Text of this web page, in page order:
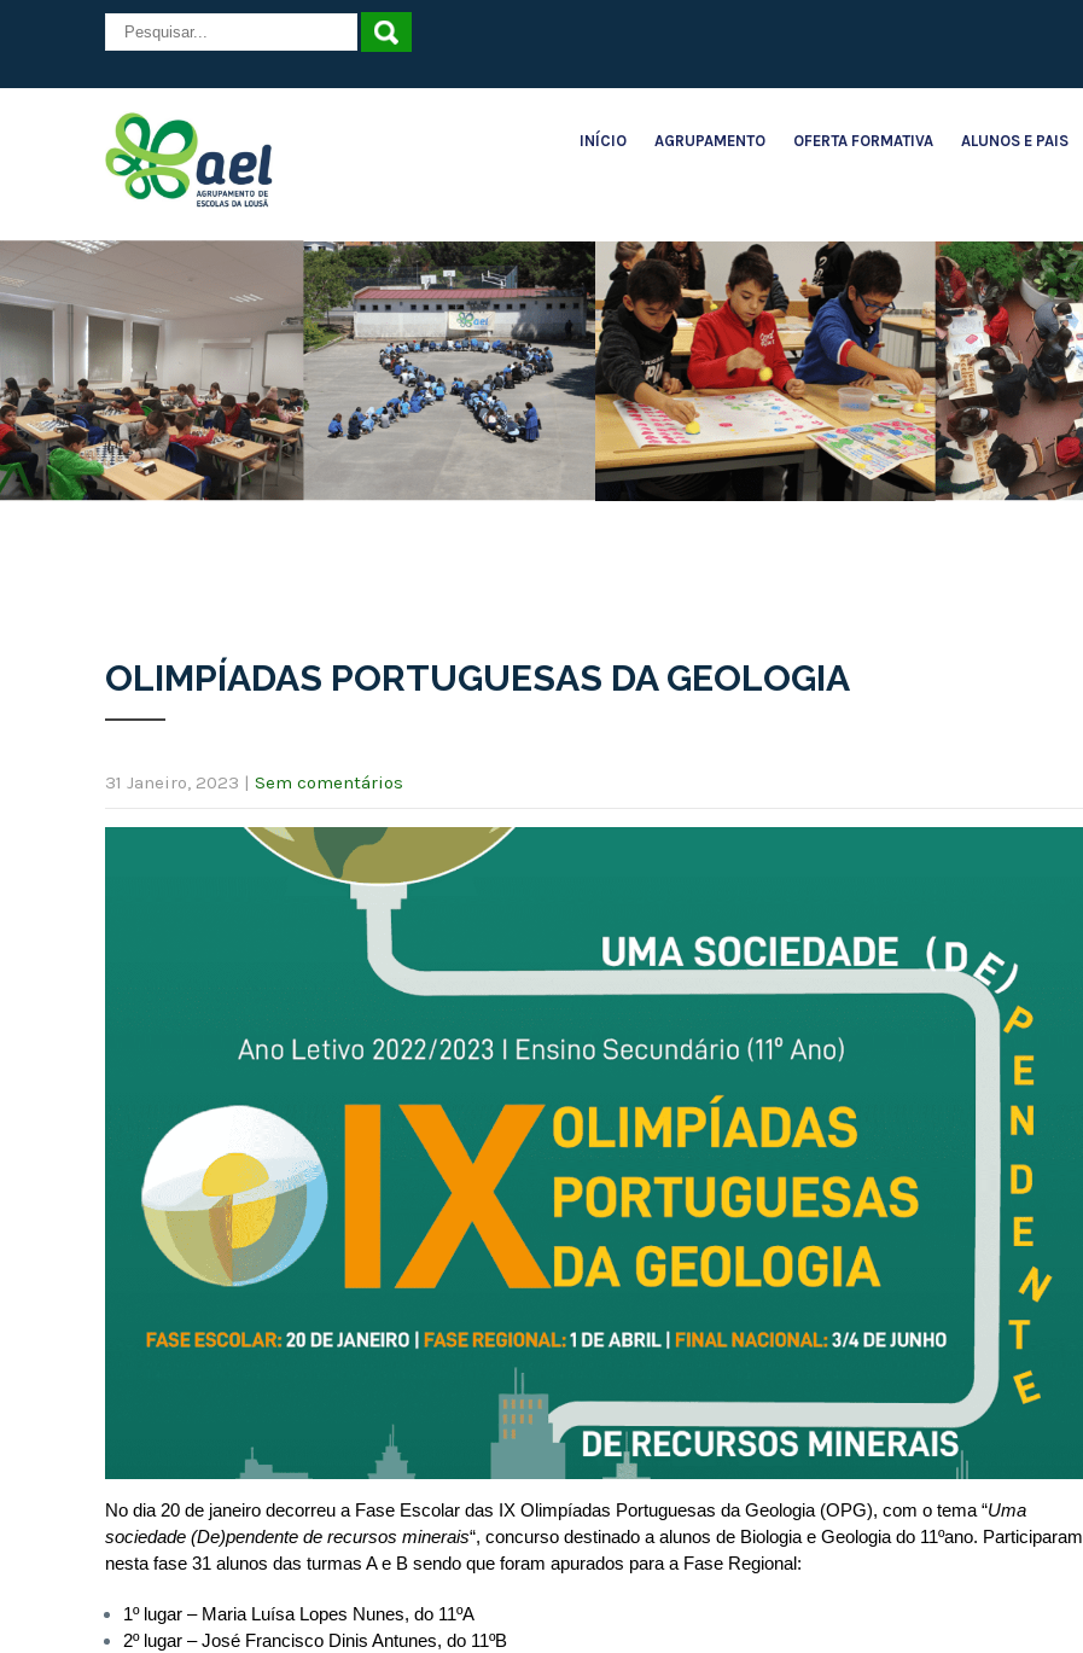
INÍCIO AGRUPAMENTO OFERTA FORMATIVA ALUNOS E PAIS
OLIMPÍADAS PORTUGUESAS DA GEOLOGIA
31 Janeiro, 2023 | Sem comentários
No dia 20 de janeiro decorreu a Fase Escolar das IX Olimpíadas Portuguesas da Geologia (OPG), com o tema “Uma
sociedade (De)pendente de recursos minerais“, concurso destinado a alunos de Biologia e Geologia do 11ºano. Participaram
nesta fase 31 alunos das turmas A e B sendo que foram apurados para a Fase Regional:
1º lugar – Maria Luísa Lopes Nunes, do 11ºA
2º lugar – José Francisco Dinis Antunes, do 11ºB